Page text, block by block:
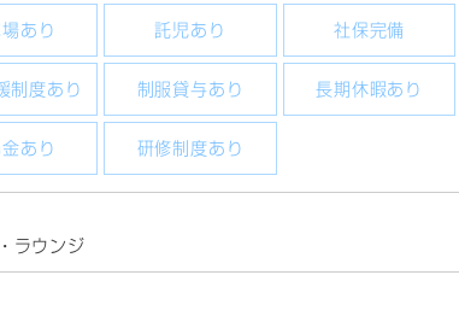
あり 託児あり 社保完備
制度あり 制服貸与あり 長期休暇あり
あり 研修制度あり
ラウンジ